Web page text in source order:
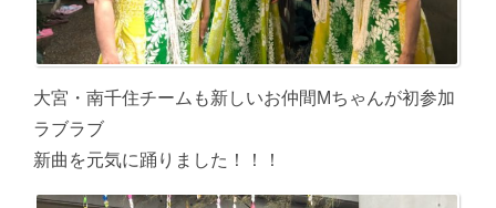
大宮・南千住チームも新しいお仲間Mちゃんが初参加
ラブラブ
新曲を元気に踊りました！！！